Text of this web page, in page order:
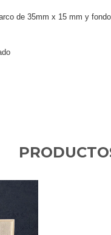
de 35mm x 15 mm y